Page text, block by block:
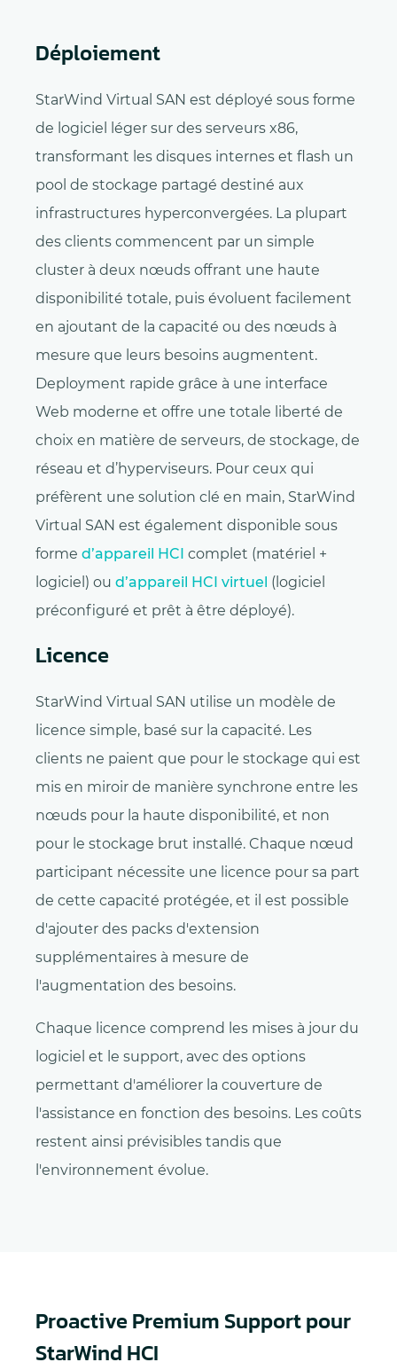
Déploiement
StarWind Virtual SAN est déployé sous forme
de logiciel léger sur des serveurs x86,
transformant les disques internes et flash un
pool de stockage partagé destiné aux
infrastructures hyperconvergées. La plupart
des clients commencent par un simple
cluster à deux nœuds offrant une haute
disponibilité totale, puis évoluent facilement
en ajoutant de la capacité ou des nœuds à
mesure que leurs besoins augmentent.
Deployment rapide grâce à une interface
Web moderne et offre une totale liberté de
choix en matière de serveurs, de stockage, de
réseau et d’hyperviseurs. Pour ceux qui
préfèrent une solution clé en main, StarWind
Virtual SAN est également disponible sous
forme d’appareil HCI complet (matériel +
logiciel) ou d’appareil HCI virtuel (logiciel
préconfiguré et prêt à être déployé).
Licence
StarWind Virtual SAN utilise un modèle de
licence simple, basé sur la capacité. Les
clients ne paient que pour le stockage qui est
mis en miroir de manière synchrone entre les
nœuds pour la haute disponibilité, et non
pour le stockage brut installé. Chaque nœud
participant nécessite une licence pour sa part
de cette capacité protégée, et il est possible
d'ajouter des packs d'extension
supplémentaires à mesure de
l'augmentation des besoins.
Chaque licence comprend les mises à jour du
logiciel et le support, avec des options
permettant d'améliorer la couverture de
l'assistance en fonction des besoins. Les coûts
restent ainsi prévisibles tandis que
l'environnement évolue.
Proactive Premium Support pour
StarWind HCI